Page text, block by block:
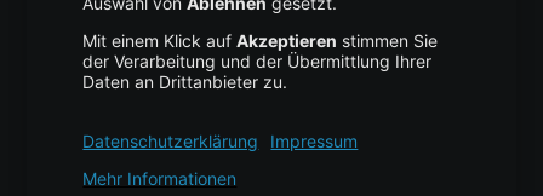
Leitfaden & Übersicht